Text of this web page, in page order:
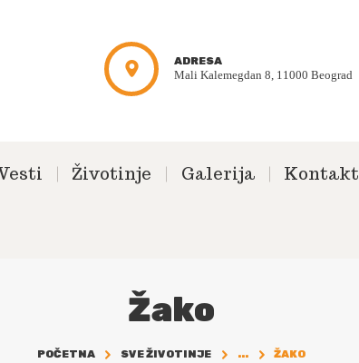
ADRESA
Mali Kalemegdan 8, 11000 Beograd
Životinje Galerija Kontakt
Žako
POČETNA SVE ŽIVOTINJE ... ŽAKO